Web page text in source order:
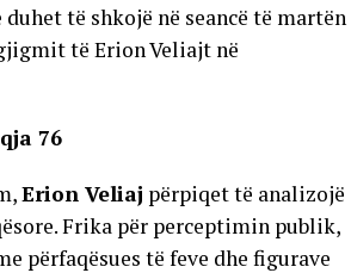
të shkojë në seancë të martën
të Erion Veliajt në
76
Erion Veliaj përpiqet të analizojë
Frika për perceptimin publik,
përfaqësues të feve dhe figurave